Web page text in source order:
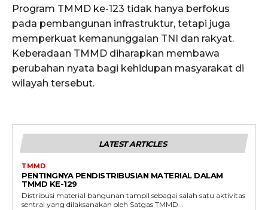
Program TMMD ke-123 tidak hanya berfokus
pada pembangunan infrastruktur, tetapi juga
memperkuat kemanunggalan TNI dan rakyat.
Keberadaan TMMD diharapkan membawa
perubahan nyata bagi kehidupan masyarakat di
wilayah tersebut.
LATEST ARTICLES
TMMD
PENTINGNYA PENDISTRIBUSIAN MATERIAL DALAM
TMMD KE-129
Distribusi material bangunan tampil sebagai salah satu aktivitas
sentral yang dilaksanakan oleh Satgas TMMD...